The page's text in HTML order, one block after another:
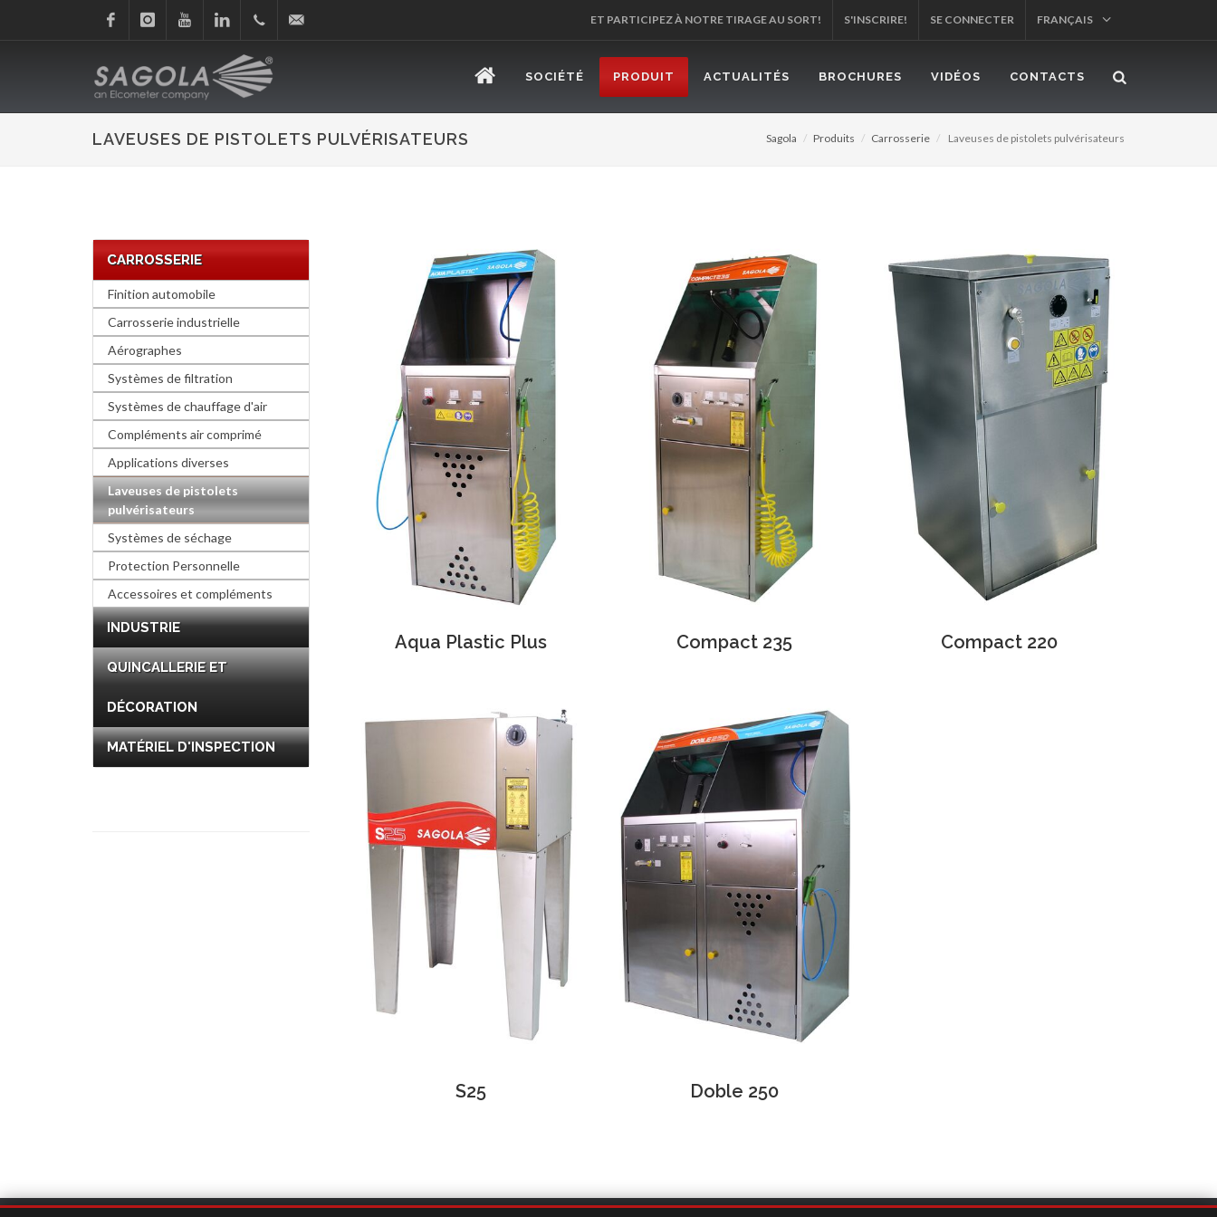
Linkedin+34
945
214
ET PARTICIPEZ À NOTRE TIRAGE AU SORT! S'INSCRIRE! SE CONNECTER FRANÇAIS
SOCIÉTÉ PRODUIT ACTUALITÉS BROCHURES VIDÉOS CONTACTS
LAVEUSES DE PISTOLETS PULVÉRISATEURS Sagola Produits Carrosserie Laveuses de pistolets pulvérisateurs
Aqua Plastic Plus Compact 235 Compact 220
S25 Doble 250
CARROSSERIE
Finition automobile
Carrosserie industrielle
Aérographes
Systèmes de filtration
Systèmes de chauffage d'air
Compléments air comprimé
Applications diverses
Laveuses de pistolets
pulvérisateurs
Systèmes de séchage
Protection Personnelle
Accessoires et compléments
INDUSTRIE
QUINCALLERIE ET
DÉCORATION
MATÉRIEL D'INSPECTION